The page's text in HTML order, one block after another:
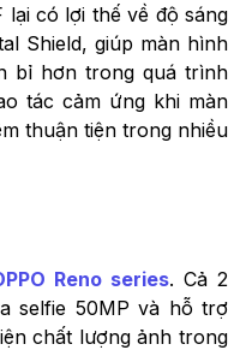
lại có lợi thế về độ sáng
Shield, giúp màn hình
bỉ hơn trong quá trình
tác cảm ứng khi màn
thuận tiện trong nhiều
Reno series. Cả 2
selfie 50MP và hỗ trợ
chất lượng ảnh trong